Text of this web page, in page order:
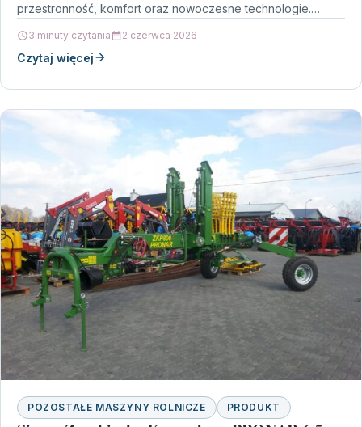
przestronność, komfort oraz nowoczesne technologie.…
3 minuty czytania 2 czerwca 2026
Czytaj więcej
POZOSTAŁE MASZYNY ROLNICZE PRODUKT